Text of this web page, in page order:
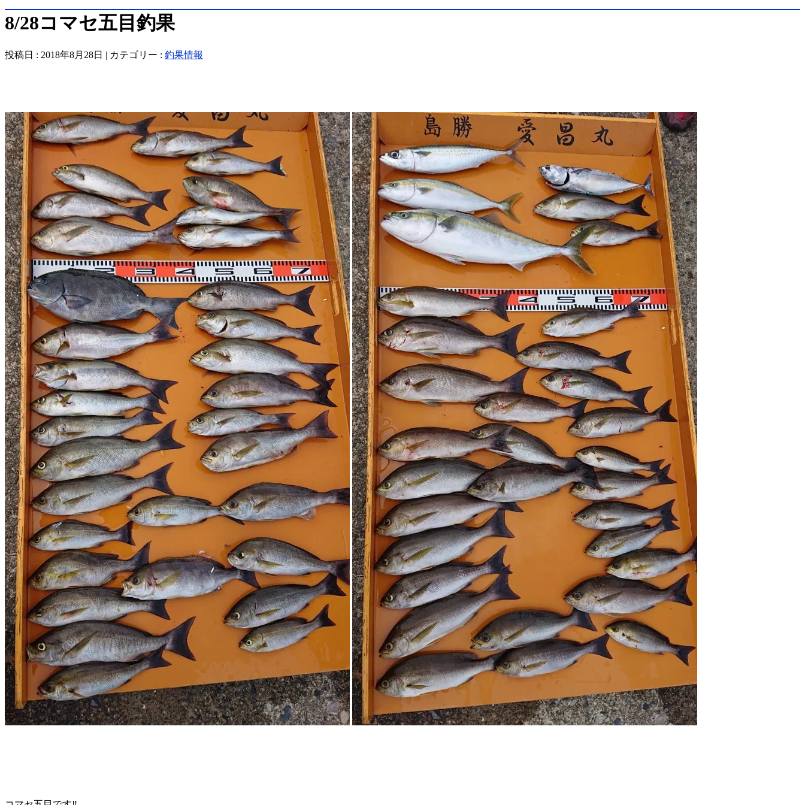
8/28コマセ五目釣果
投稿日 : 2018年8月28日 | カテゴリー : 釣果情報